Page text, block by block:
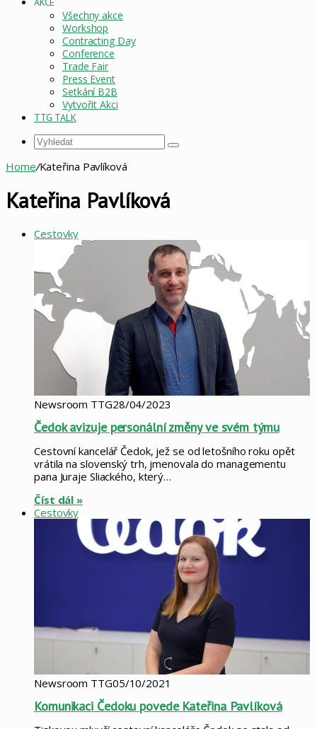
Všechny akce
Workshop
Contracting Day
Conference
Trade Fair
Press Event
Setkání B2B
Vytvořit Akci
TTG TALK
Vyhledat
Home/Kateřina Pavlíková
Kateřina Pavlíková
Cestovky
Newsroom TTG28/04/2023
Čedok avizuje personální změny ve svém týmu
Cestovní kancelář Čedok, jež se od letošního roku opět
vrátila na slovenský trh, jmenovala do managementu
pana Juraje Sliackého, který…
Číst dál »
Cestovky
Newsroom TTG05/10/2021
Komunikaci Čedoku povede Kateřina Pavlíková